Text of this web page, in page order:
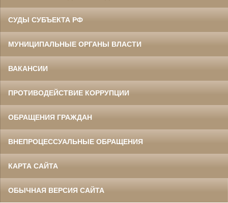
СУДЫ СУБЪЕКТА РФ
МУНИЦИПАЛЬНЫЕ ОРГАНЫ ВЛАСТИ
ВАКАНСИИ
ПРОТИВОДЕЙСТВИЕ КОРРУПЦИИ
ОБРАЩЕНИЯ ГРАЖДАН
ВНЕПРОЦЕССУАЛЬНЫЕ ОБРАЩЕНИЯ
КАРТА САЙТА
ОБЫЧНАЯ ВЕРСИЯ САЙТА